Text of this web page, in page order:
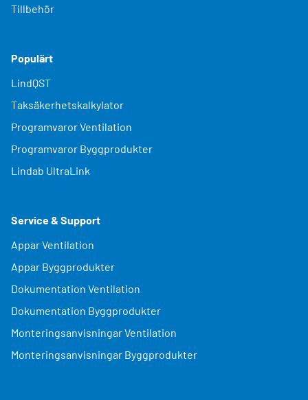
Tillbehör
Populärt
LindQST
Taksäkerhetskalkylator
Programvaror Ventilation
Programvaror Byggprodukter
Lindab UltraLink
Service & Support
Appar Ventilation
Appar Byggprodukter
Dokumentation Ventilation
Dokumentation Byggprodukter
Monteringsanvisningar Ventilation
Monteringsanvisningar Byggprodukter